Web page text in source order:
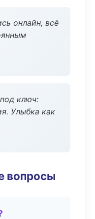
онлайн, всё
ключ:
Улыбка как
вопросы